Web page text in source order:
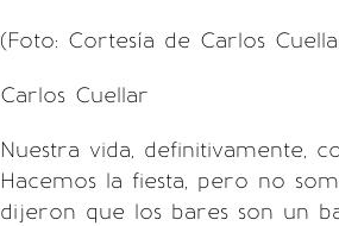
(Foto: Cortesía de Carlos
Carlos Cuellar
Nuestra vida, definitivamente,
Hacemos la fiesta, pero no
dijeron que los bares son un